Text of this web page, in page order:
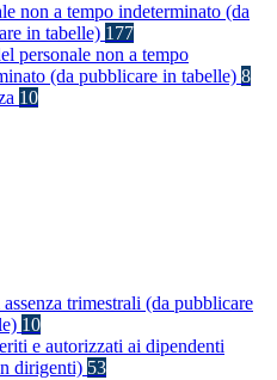
non a tempo indeterminato (da
in tabelle) 177
personale non a tempo
(da pubblicare in tabelle) 8
10
assenza trimestrali (da pubblicare
10
e autorizzati ai dipendenti
dirigenti) 53